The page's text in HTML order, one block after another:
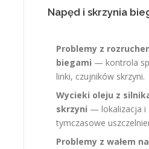
Napęd i skrzynia
Problemy z
biegami — kontrola
linki, czujników skrzyni.
Wycieki oleju z
skrzyni — lokalizacja i
tymczasowe
Problemy z wałem